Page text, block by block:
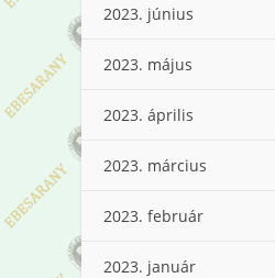
2023. június
2023. május
2023. április
2023. március
2023. február
2023. január